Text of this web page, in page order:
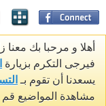
أهلا و مرحبا بك معنا
فيرجى التكرم بزيارة
يسعدنا أن تقوم بـ
مشاهدة المواضيع قم